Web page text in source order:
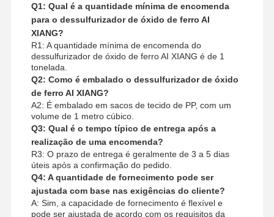
Q1: Qual é a quantidade mínima de encomenda
para o dessulfurizador de óxido de ferro AI
XIANG?
R1: A quantidade mínima de encomenda do
dessulfurizador de óxido de ferro AI XIANG é de 1
tonelada.
Q2: Como é embalado o dessulfurizador de óxido
de ferro AI XIANG?
A2: É embalado em sacos de tecido de PP, com um
volume de 1 metro cúbico.
Q3: Qual é o tempo típico de entrega após a
realização de uma encomenda?
R3: O prazo de entrega é geralmente de 3 a 5 dias
úteis após a confirmação do pedido.
Q4: A quantidade de fornecimento pode ser
ajustada com base nas exigências do cliente?
A: Sim, a capacidade de fornecimento é flexível e
pode ser ajustada de acordo com os requisitos da